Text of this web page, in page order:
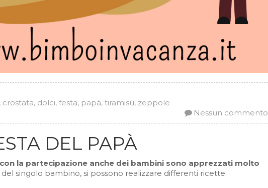
, crostata, dolci,festa, papà,tiramisù, zeppole
Nessun commento
DEL PAPÀ
la partecipazione anche dei bambini sono apprezzati molto
del singolo bambino, si possono realizzare differenti ricette.